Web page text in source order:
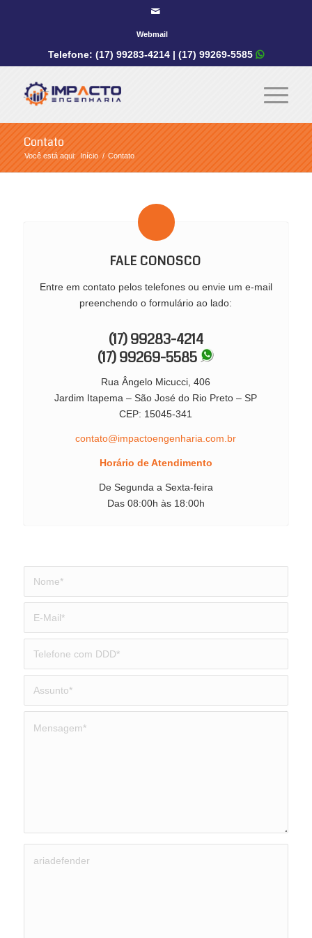
Webmail
Telefone: (17) 99283-4214 | (17) 99269-5585 
Contato
Você está aqui: Início / Contato
FALE CONOSCO
Entre em contato pelos telefones ou envie um e-mail
preenchendo o formulário ao lado:
(17) 99283-4214
(17) 99269-5585
Rua Ângelo Micucci, 406
Jardim Itapema – São José do Rio Preto – SP
CEP: 15045-341
contato@impactoengenharia.com.br
Horário de Atendimento
De Segunda a Sexta-feira
Das 08:00h às 18:00h